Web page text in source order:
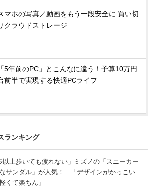
マホの写真／動画をもう一段安全に 買い切
クラウドストレージ
「5年前のPC」とこんなに違う！予算10万円
前半で実現する快適PCライフ
ランキング
以上歩いても疲れない」ミズノの「スニーカー
サンダル」が人気！ 「デザインがかっこい
くて楽ちん」